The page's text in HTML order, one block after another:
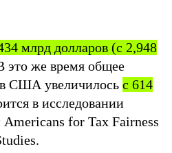
млрд долларов (с 2,948
это же время общее
США увеличилось с 614
в исследовании
Americans for Tax Fairness